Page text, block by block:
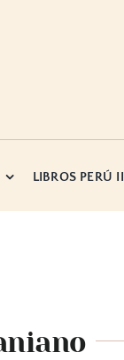
LIBROS PERÚ II